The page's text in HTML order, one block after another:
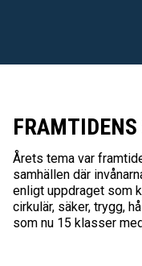
FRAMTIDENS
Årets tema var
samhällen där
enligt uppdraget som
cirkulär, säker, trygg,
som nu 15 klasser